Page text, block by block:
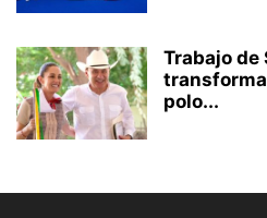
Trabajo de
polo...